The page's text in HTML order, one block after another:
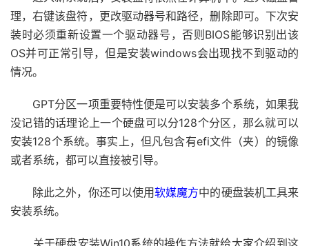
理，右键该盘符，更改驱动器号和路径，删除即可。下次安
装时必须重新设置一个驱动器号，否则BIOS能够识别出该
OS并可正常引导，但是安装windows会出现找不到驱动的
情况。
GPT分区一项重要特性便是可以安装多个系统，如果我
没记错的话理论上一个硬盘可以分128个分区，那么就可以
安装128个系统。事实上，但凡包含有efi文件（夹）的镜像
或者系统，都可以直接被引导。
除此之外，你还可以使用软媒魔方中的硬盘装机工具来
安装系统。